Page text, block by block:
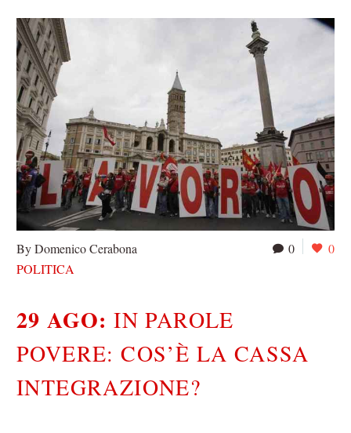
0 0
By Domenico Cerabona
POLITICA
29 AGO:IN PAROLE
POVERE: COS’È LA CASSA
INTEGRAZIONE?